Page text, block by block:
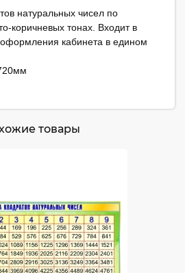
натуральных чисел по
коричневых тонах. Входит в
оформления кабинета в едином
товары